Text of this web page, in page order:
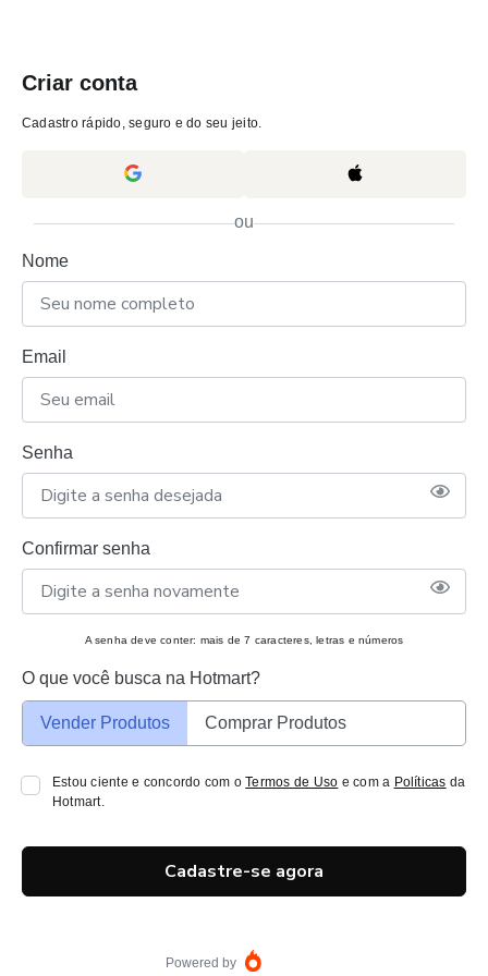
Criar conta
Cadastro rápido, seguro e do seu jeito.
ou
Nome
Email
Senha
Confirmar senha
A senha deve conter: mais de 7 caracteres, letras e números
O que você busca na Hotmart?
Vender Produtos Comprar Produtos
Estou ciente e concordo com oTermos de Uso e com a Políticas da
Hotmart.
Cadastre-se agora
Powered by